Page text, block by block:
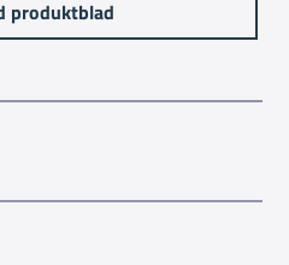
produktblad